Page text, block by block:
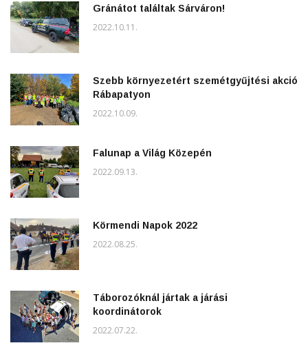
Gránátot találtak Sárváron!
2022.10.11.
Szebb környezetért szemétgyűjtési akció
Rábapatyon
2022.10.09.
Falunap a Világ Közepén
2022.09.13.
Körmendi Napok 2022
2022.08.25.
Táborozóknál jártak a járási
koordinátorok
2022.07.22.